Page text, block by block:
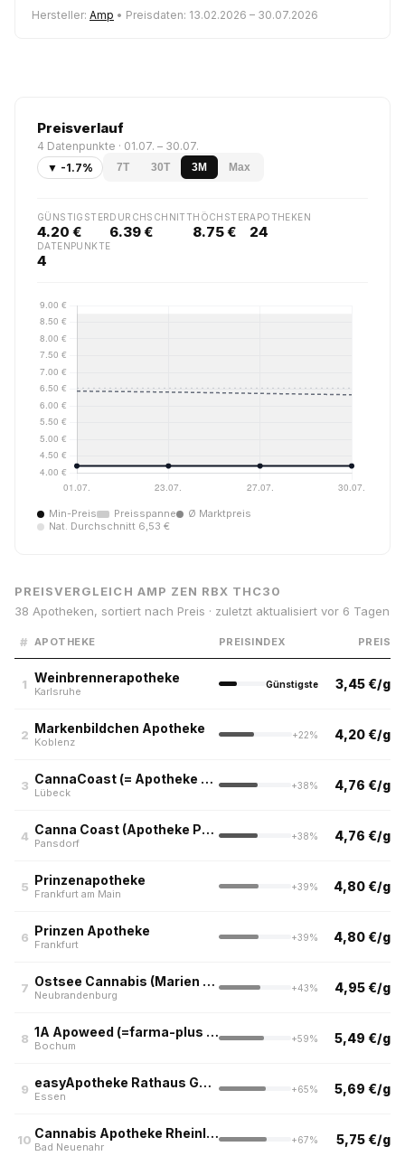
Hersteller: Amp • Preisdaten: 13.02.2026 – 30.07.2026
Preisverlauf
4 Datenpunkte · 01.07. – 30.07.
▼ -1.7%
7T 30T 3M Max
GÜNSTIGSTER
4.20 €
DURCHSCHNITT
6.39 €
HÖCHSTER
8.75 €
APOTHEKEN
24
DATENPUNKTE
4
Min-Preis Preisspanne
Ø Marktpreis
Nat. Durchschnitt 6,53 €
PREISVERGLEICH AMP ZEN RBX THC30
38 Apotheken, sortiert nach Preis · zuletzt aktualisiert vor 6 Tagen
# APOTHEKE PREISINDEX PREIS
1 Weinbrennerapotheke
Karlsruhe
Günstigste 3,45 €/g
2 Markenbildchen Apotheke
Koblenz
+22% 4,20 €/g
3 CannaCoast (= Apotheke Ziegelstrasse & Apotheke Pansdorf)
Lübeck
+38% 4,76 €/g
4 Canna Coast (Apotheke Pansdorf)
Pansdorf
+38% 4,76 €/g
5 Prinzenapotheke
Frankfurt am Main
+39% 4,80 €/g
6 Prinzen Apotheke
Frankfurt
+39% 4,80 €/g
7 Ostsee Cannabis (Marien Apotheke, Neubrandenburg)
Neubrandenburg
+43% 4,95 €/g
8 1A Apoweed (=farma-plus Apotheke Glückauf)
Bochum
+59% 5,49 €/g
9 easyApotheke Rathaus Galerie, Essen
Essen
+65% 5,69 €/g
10 Cannabis Apotheke Rheinland
Bad Neuenahr
+67% 5,75 €/g